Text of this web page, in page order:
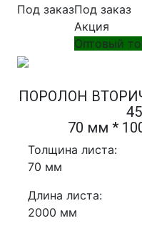
Под заказПод заказ
Акция
Оптовый
ПОРОЛОН
70 мм *
Толщина листа:
70 мм
Длина листа:
2000 мм